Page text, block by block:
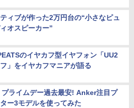
ィブが作った2万円台の“小さなピュ
オスピーカー”
のイヤカフ型イヤフォン「UU2
」をイヤカフマニアが語る
ライムデー過去最安! Anker注目プ
ー3モデルを使ってみた